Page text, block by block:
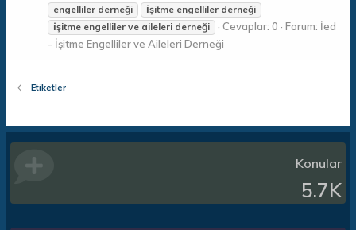
engelliler derneği i̇şitme engelliler derneği
i̇şitme engelliler ve aileleri derneği Cevaplar: 0 Forum: İed
- İşitme Engelliler ve Aileleri Derneği
Etiketler
Konular
5.7K